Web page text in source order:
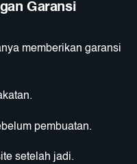
Garansi
memberikan garansi
pembuatan.
setelah jadi.